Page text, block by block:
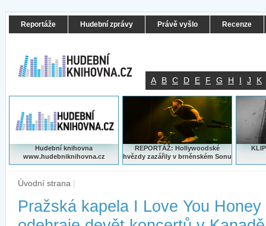
Reportáže Hudební zprávy Právě vyšlo Recenze
A B C D E F G H I J K
Hudební knihovna
www.hudebniknihovna.cz
REPORTÁŽ: Hollywoodské
hvězdy zazářily v brněnském Sonu
Úvodní strana |
Pražská kapela I Love You Honey